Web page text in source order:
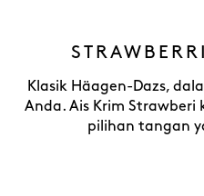
Klasik Häagen-Dazs,
Anda. Ais Krim
pilihan tangan